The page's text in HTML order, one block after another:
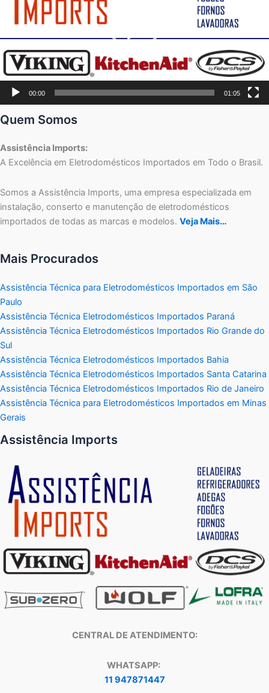
00:00 01:05
Quem Somos
Assistência Imports:
A Excelência em Eletrodomésticos Importados em Todo o Brasil.
Somos a Assistência Imports, uma empresa especializada em
instalação, conserto e manutenção de eletrodomésticos
importados de todas as marcas e modelos. Veja Mais…
Mais Procurados
Assistência Técnica para Eletrodomésticos Importados em São
Paulo
Assistência Técnica Eletrodomésticos Importados Paraná
Assistência Técnica Eletrodomésticos Importados Rio Grande do
Sul
Assistência Técnica Eletrodomésticos Importados Bahia
Assistência Técnica Eletrodomésticos Importados Santa Catarina
Assistência Técnica Eletrodomésticos Importados Rio de Janeiro
Assistência Técnica para Eletrodomésticos Importados em Minas
Gerais
Assistência Imports
CENTRAL DE ATENDIMENTO:
WHATSAPP:
11 947871447